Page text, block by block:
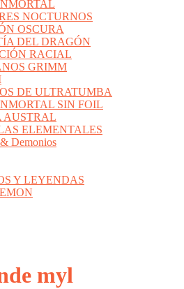
NOCTURNOS
OSCURA
DEL DRAGÓN
RACIAL
GRIMM
DE ULTRATUMBA
SIN FOIL
AUSTRAL
ELEMENTALES
Demonios
Y LEYENDAS
myl